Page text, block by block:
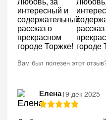
Вам был полезен этот
Елена19 дек 2025